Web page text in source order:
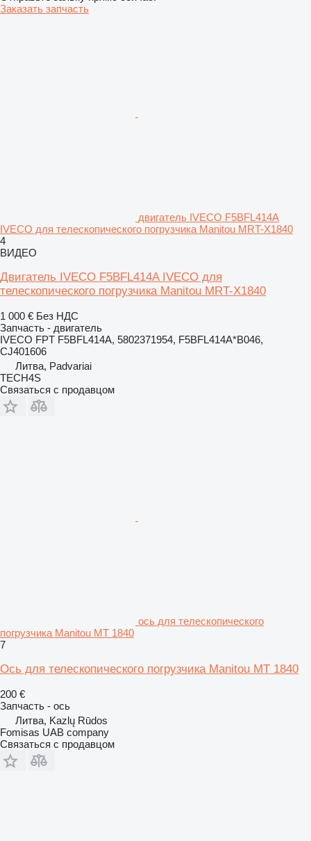
Заказать запчасть
двигатель IVECO F5BFL414A
IVECO для телескопического погрузчика Manitou MRT-X1840
4
ВИДЕО
Двигатель IVECO F5BFL414A IVECO для
телескопического погрузчика Manitou MRT-X1840
1 000 € Без НДС
Запчасть - двигатель
IVECO FPT F5BFL414A, 5802371954, F5BFL414A*B046,
CJ401606
Литва, Padvariai
TECH4S
Связаться с продавцом
ось для телескопического
погрузчика Manitou MT 1840
7
Ось для телескопического погрузчика Manitou MT 1840
200 €
Запчасть - ось
Литва, Kazlų Rūdos
Fomisas UAB company
Связаться с продавцом